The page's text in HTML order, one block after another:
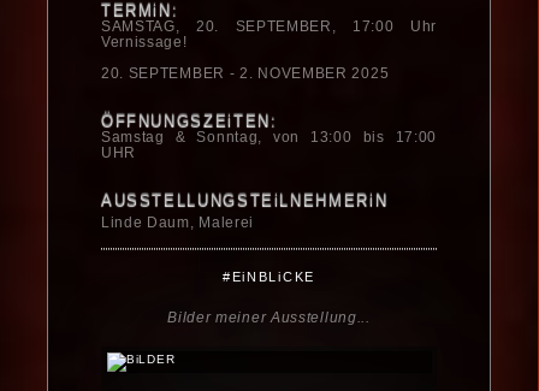
TERMiN:
SAMSTAG, 20. SEPTEMBER, 17:00 Uhr
Vernissage!
20. SEPTEMBER - 2. NOVEMBER 2025
ÖFFNUNGSZEiTEN:
Samstag & Sonntag, von 13:00 bis 17:00
UHR
AUSSTELLUNGSTEiLNEHMERiN
Linde Daum, Malerei
#EiNBLiCKE
Bilder meiner Ausstellung...